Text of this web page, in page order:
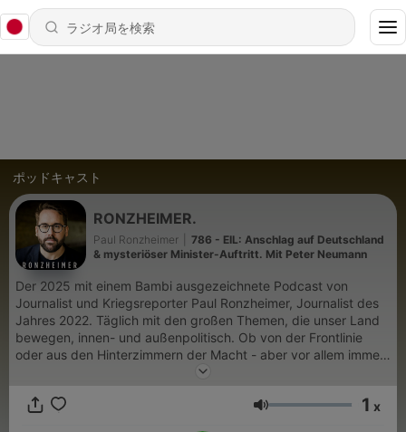
ポッドキャスト
RONZHEIMER.
Paul Ronzheimer
786 - EIL: Anschlag auf Deutschland
& mysteriöser Minister-Auftritt. Mit Peter Neumann
Der 2025 mit einem Bambi ausgezeichnete Podcast von
Journalist und Kriegsreporter Paul Ronzheimer, Journalist des
Jahres 2022. Täglich mit den großen Themen, die unser Land
bewegen, innen- und außenpolitisch. Ob von der Frontlinie
oder aus den Hinterzimmern der Macht - aber vor allem immer
ganz nah dran. Paul gibt Euch Einblicke in die wichtigsten
oder hier in Deutschland und erzählt, was das Reporterleben
音量 1 x